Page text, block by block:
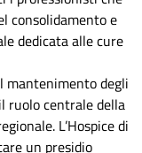
consolidamento e
dedicata alle cure
mantenimento degli
ruolo centrale della
L’Hospice di
un presidio